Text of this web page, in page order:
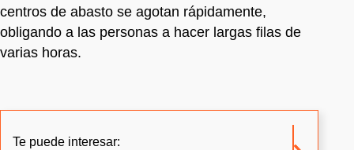
centros de abasto se agotan rápidamente,
obligando a las personas a hacer largas filas de
varias horas.
Te puede interesar: